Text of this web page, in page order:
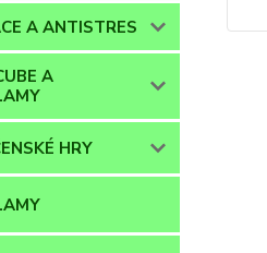
A ANTISTRES
A
HRY